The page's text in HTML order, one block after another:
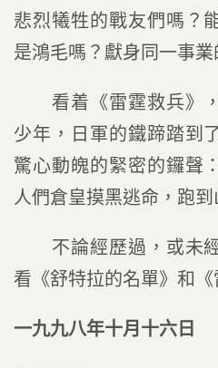
悲烈犧牲的戰友們嗎？
是鴻毛嗎？獻身同一事業
看着《雷霆救兵》，
少年，日軍的鐵蹄踏到
驚心動魄的緊密的鑼聲
人們倉皇摸黑逃命，跑到
不論經歷過，或未經
看《舒特拉的名單》和《
一九九八年十月十六日